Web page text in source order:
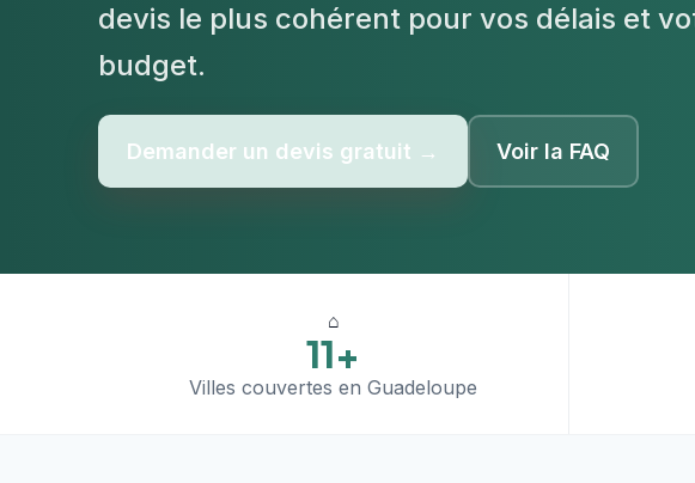
devis le plus cohérent pour vos délais et
budget.
Demander un devis gratuit → Voir la FAQ
⌂
11+
Villes couvertes en Guadeloupe